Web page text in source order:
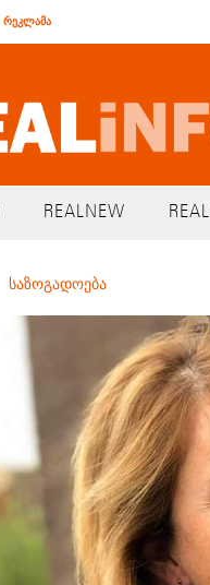
რეკლამა
REALNEW
საზოგადოება